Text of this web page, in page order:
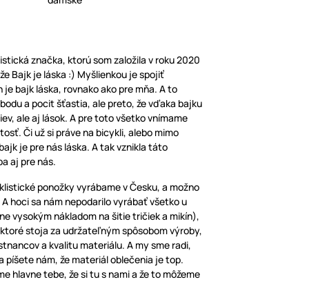
značka, ktorú som založila v roku 2020
Bajk je láska :) Myšlienkou je spojiť
bajk láska, rovnako ako pre mňa. A to
a pocit šťastia, ale preto, že vďaka bajku
ale aj lások. A pre toto všetko vnímame
Či už si práve na bicykli, alebo mimo
je pre nás láska. A tak vznikla táto
aj pre nás.
ponožky vyrábame v Česku, a možno
hoci sa nám nepodarilo vyrábať všetko u
vysokým nákladom na šitie tričiek a mikín),
stoja za udržateľným spôsobom výroby,
a kvalitu materiálu. A my sme radi,
nám, že materiál oblečenia je top.
hlavne tebe, že si tu s nami a že to môžeme